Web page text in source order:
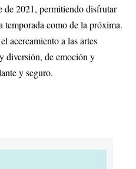
de 2021, permitiendo disfrutar
temporada como de la próxima.
acercamiento a las artes
diversión, de emoción y
y seguro.